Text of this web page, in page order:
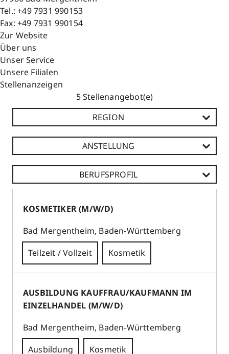
Tel.:+49 7931 990153
Fax: +49 7931 990154
Zur Website
Über uns
Unser Service
Unsere Filialen
Stellenanzeigen
Stellenangebot(e)
REGION
ANSTELLUNG
BERUFSPROFIL
KOSMETIKER (M/W/D)
Bad Mergentheim, Baden-Württemberg
Teilzeit / Vollzeit
Kosmetik
Vollzeit oder Teilzeit, DAUER: unbefristet
Marktplatz 11
97980Bad Mergentheim
AUSBILDUNG KAUFFRAU/KAUFMANN IM
EINZELHANDEL (M/W/D)
Bad Mergentheim, Baden-Württemberg
Ausbildung
Kosmetik